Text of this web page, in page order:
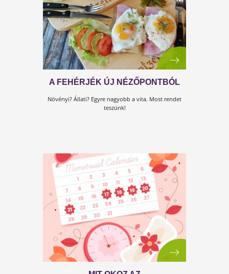
PAJZSMIRIGYBAJOK
Ez a cikk a Kulcs a hormonokhoz című Testszerbiz
könyvbe nyújt betekintést.